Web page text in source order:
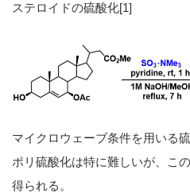
ステロイドの硫酸化[1]
マイクロウェーブ条件を用いる
ポリ硫酸化は特に難しいが、こ
得られる。